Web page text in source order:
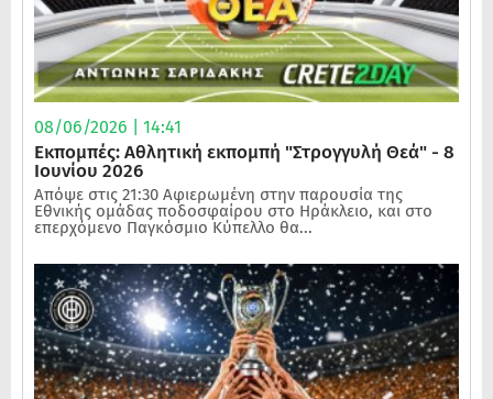
08/06/2026 | 14:41
Εκπομπές: Αθλητική εκπομπή "Στρογγυλή Θεά" - 8
Ιουνίου 2026
Απόψε στις 21:30 Αφιερωμένη στην παρουσία της
Εθνικής ομάδας ποδοσφαίρου στο Ηράκλειο, και στο
επερχόμενο Παγκόσμιο Κύπελλο θα...